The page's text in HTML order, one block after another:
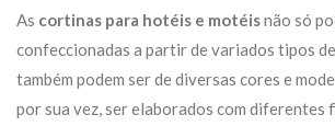
As cortinas para hotéis e motéisnão só
confeccionadas a partir de variados tipos
também podem ser de diversas cores e
por sua vez, ser elaborados com diferentes